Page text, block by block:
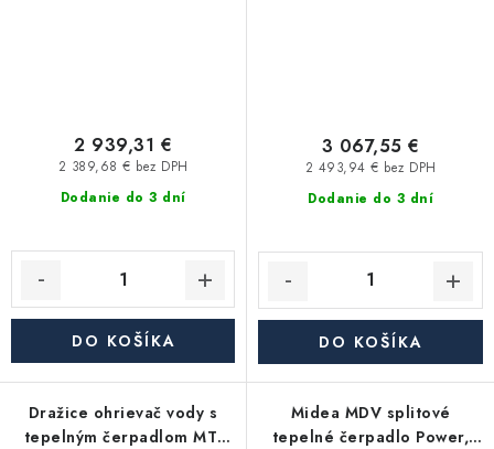
Dodanie do 3 dní
2 389,68 € bez DPH
2 939,31 €
DO KOŠÍKA
Dodanie do 3 dní
2 493,94 € bez DPH
3 067,55 €
DO KOŠÍKA
Dražice ohrievač vody s
tepelným čerpadlom MT-
Midea MDV splitové
tepelné čerpadlo Power,